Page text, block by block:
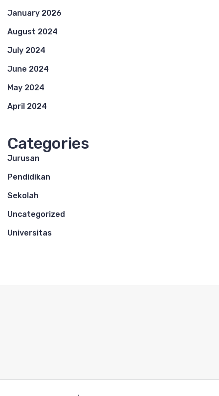
January 2026
August 2024
July 2024
June 2024
May 2024
April 2024
Categories
Jurusan
Pendidikan
Sekolah
Uncategorized
Universitas